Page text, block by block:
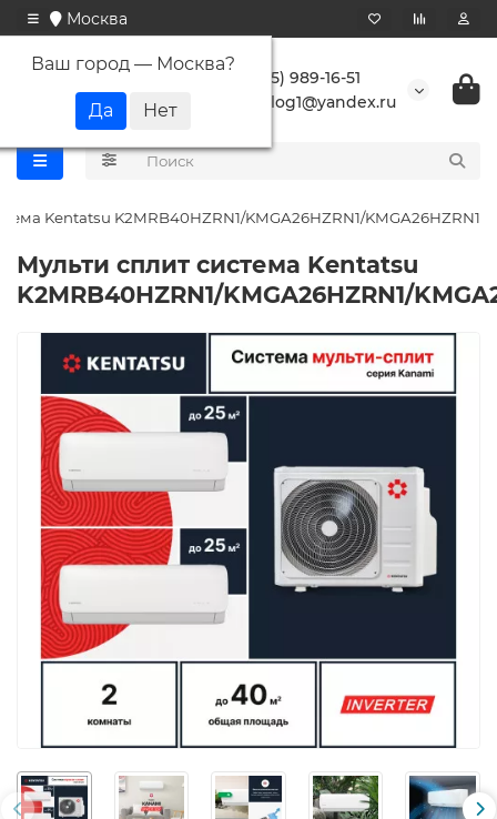
Москва
Ваш город — Москва?
+7 (495) 989-16-51
buranlog1@yandex.ru
Kentatsu K2MRB40HZRN1/KMGA26HZRN1/KMGA26HZRN1
Мульти сплит система Kentatsu
K2MRB40HZRN1/KMGA26HZRN1/